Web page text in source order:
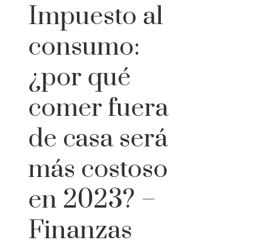
Impuesto al
consumo:
¿por qué
comer fuera
de casa será
más costoso
en 2023? –
Finanzas